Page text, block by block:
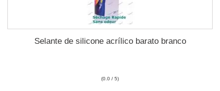
Selante de silicone acrílico barato branco
(0.0 / 5)